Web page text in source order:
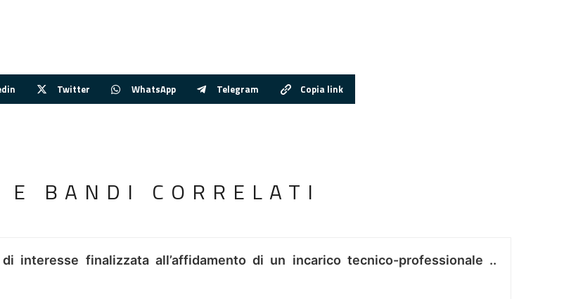
Twitter WhatsApp Telegram Copia link
BANDI CORRELATI
interesse finalizzata all’affidamento di un incarico tecnico-professionale ..